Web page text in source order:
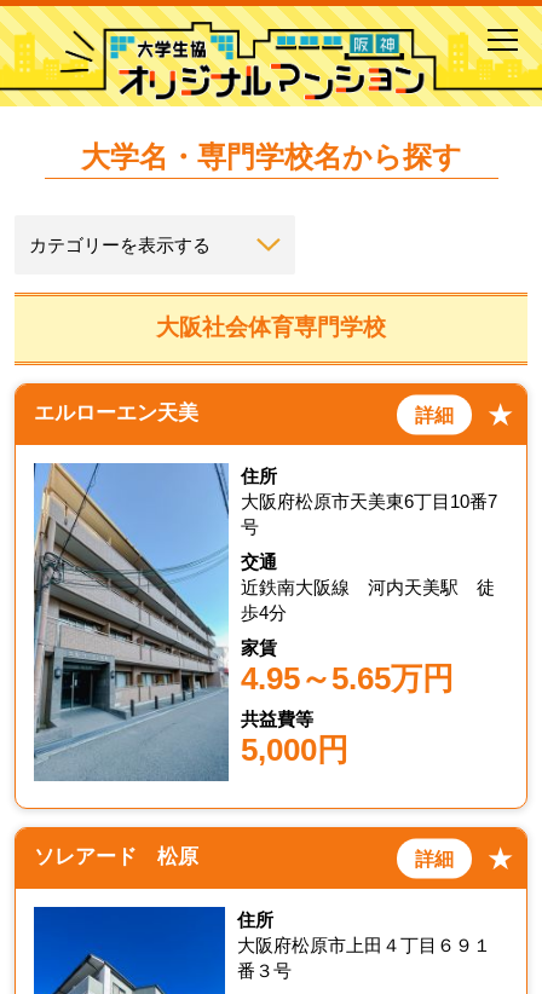
大学名・専門学校名から探す
カテゴリーを表示する
大阪社会体育専門学校
エルローエン天美 ★
詳細
住所
大阪府松原市天美東6丁目10番7
号
交通
近鉄南大阪線 河内天美駅 徒
歩4分
家賃
4.95～5.65万円
共益費等
5,000円
ソレアード 松原 ★
詳細
住所
大阪府松原市上田４丁目６９１
番３号